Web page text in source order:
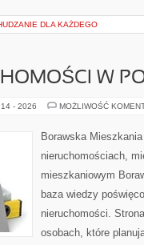
DLA KAŻDEGO
W
- 2026 MOŻLIWOŚĆ
Borawska
nieruchomościach,
mieszkaniowym
baza wiedzy
nieruchomości.
osobach, które